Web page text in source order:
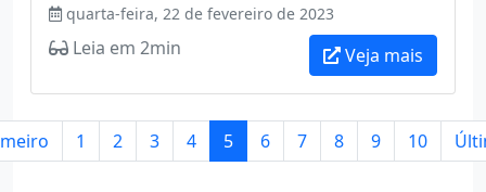
quarta-feira, 22 de fevereiro de 2023
Leia em 2min Veja mais
1 2 3 4 5 6 7 8 9 10